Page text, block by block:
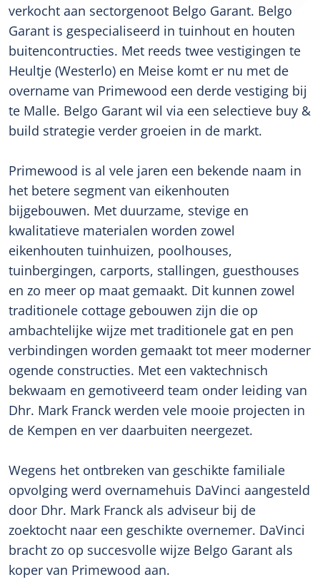
verkocht aan sectorgenoot Belgo Garant. Belgo
Garant is gespecialiseerd in tuinhout en houten
buitencontructies. Met reeds twee vestigingen te
Heultje (Westerlo) en Meise komt er nu met de
overname van Primewood een derde vestiging bij
te Malle. Belgo Garant wil via een selectieve buy &
build strategie verder groeien in de markt.
Primewood is al vele jaren een bekende naam in
het betere segment van eikenhouten
bijgebouwen. Met duurzame, stevige en
kwalitatieve materialen worden zowel
eikenhouten tuinhuizen, poolhouses,
tuinbergingen, carports, stallingen, guesthouses
en zo meer op maat gemaakt. Dit kunnen zowel
traditionele cottage gebouwen zijn die op
ambachtelijke wijze met traditionele gat en pen
verbindingen worden gemaakt tot meer moderner
ogende constructies. Met een vaktechnisch
bekwaam en gemotiveerd team onder leiding van
Dhr. Mark Franck werden vele mooie projecten in
de Kempen en ver daarbuiten neergezet.
Wegens het ontbreken van geschikte familiale
opvolging werd overnamehuis DaVinci aangesteld
door Dhr. Mark Franck als adviseur bij de
zoektocht naar een geschikte overnemer. DaVinci
bracht zo op succesvolle wijze Belgo Garant als
koper van Primewood aan.